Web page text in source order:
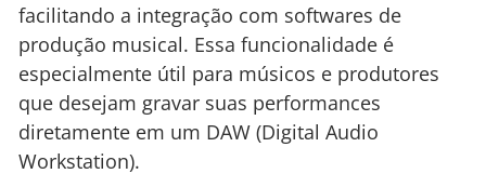
facilitando a integração com softwares de
produção musical. Essa funcionalidade é
especialmente útil para músicos e produtores
que desejam gravar suas performances
diretamente em um DAW (Digital Audio
Workstation).